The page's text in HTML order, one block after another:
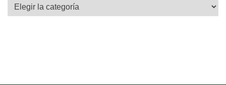
Categorías